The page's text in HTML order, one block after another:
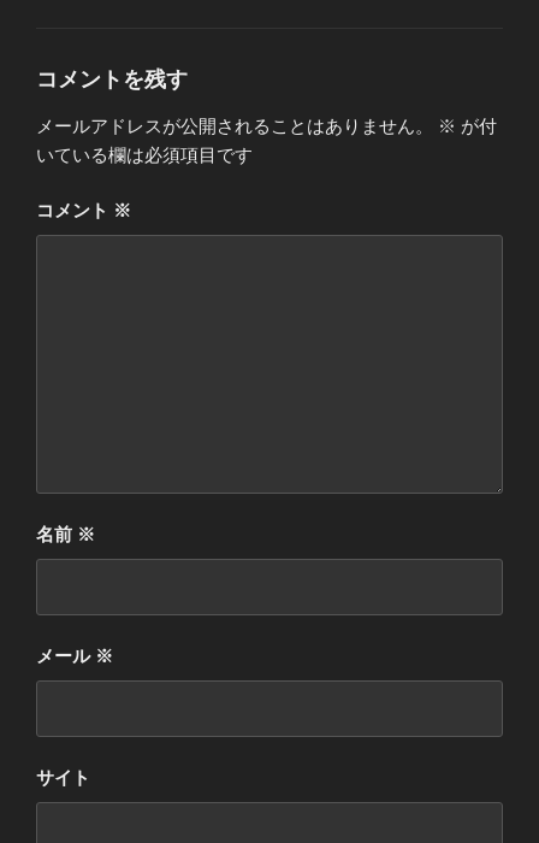
コメントを残す
メールアドレスが公開されることはありません。 ※ が付
いている欄は必須項目です
コメント ※
名前 ※
メール ※
サイト